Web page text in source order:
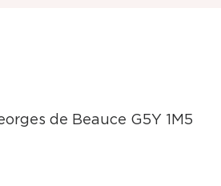
de Beauce G5Y 1M5